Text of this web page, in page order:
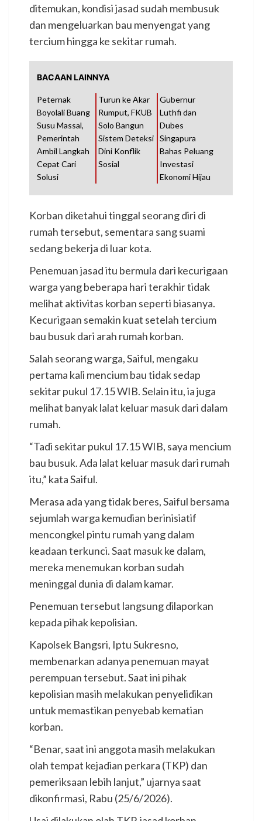
ditemukan, kondisi jasad sudah membusuk
dan mengeluarkan bau menyengat yang
tercium hingga ke sekitar rumah.
BACAAN LAINNYA
Peternak
Boyolali Buang
Susu Massal,
Pemerintah
Ambil Langkah
Cepat Cari
Solusi
Turun ke Akar
Rumput, FKUB
Solo Bangun
Sistem Deteksi
Dini Konflik
Sosial
Gubernur
Luthfi dan
Dubes
Singapura
Bahas Peluang
Investasi
Ekonomi Hijau
Korban diketahui tinggal seorang diri di
rumah tersebut, sementara sang suami
sedang bekerja di luar kota.
Penemuan jasad itu bermula dari kecurigaan
warga yang beberapa hari terakhir tidak
melihat aktivitas korban seperti biasanya.
Kecurigaan semakin kuat setelah tercium
bau busuk dari arah rumah korban.
Salah seorang warga, Saiful, mengaku
pertama kali mencium bau tidak sedap
sekitar pukul 17.15 WIB. Selain itu, ia juga
melihat banyak lalat keluar masuk dari dalam
rumah.
“Tadi sekitar pukul 17.15 WIB, saya mencium
bau busuk. Ada lalat keluar masuk dari rumah
itu,” kata Saiful.
Merasa ada yang tidak beres, Saiful bersama
sejumlah warga kemudian berinisiatif
mencongkel pintu rumah yang dalam
keadaan terkunci. Saat masuk ke dalam,
mereka menemukan korban sudah
meninggal dunia di dalam kamar.
Penemuan tersebut langsung dilaporkan
kepada pihak kepolisian.
Kapolsek Bangsri, Iptu Sukresno,
membenarkan adanya penemuan mayat
perempuan tersebut. Saat ini pihak
kepolisian masih melakukan penyelidikan
untuk memastikan penyebab kematian
korban.
“Benar, saat ini anggota masih melakukan
olah tempat kejadian perkara (TKP) dan
pemeriksaan lebih lanjut,” ujarnya saat
dikonfirmasi, Rabu (25/6/2026).